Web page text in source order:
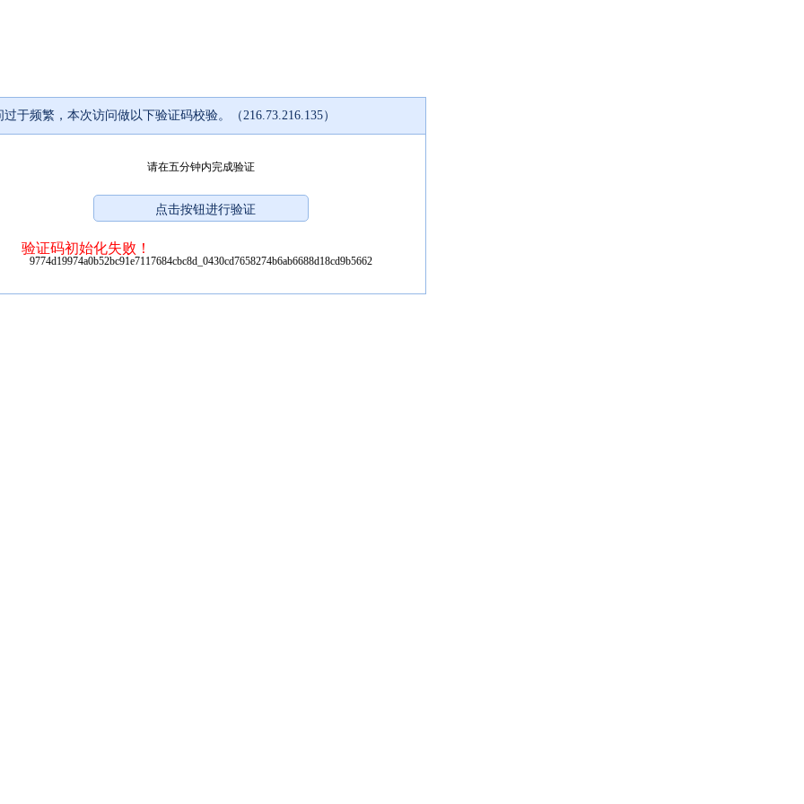
过于频繁，本次访问做以下验证码校验。（216.73.216.135）
请在五分钟内完成验证
验证码初始化失败！
9774d19974a0b52bc91e7117684cbc8d_0430cd7658274b6ab6688d18cd9b5662